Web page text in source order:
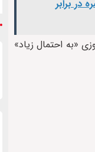
برابر
«به احتمال زیاد»